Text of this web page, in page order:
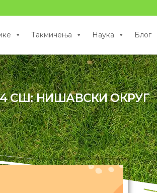
Такмичења Наука Блог
СШ: НИШАВСКИ ОКРУГ